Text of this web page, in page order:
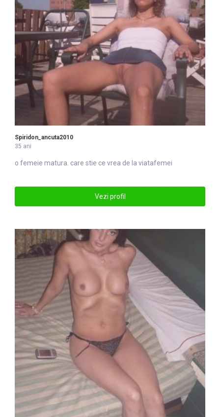
Spiridon_ancuta2010
35 ani
o femeie matura. care stie ce vrea de la viatafemei
Vezi profil